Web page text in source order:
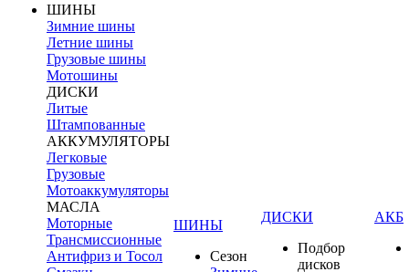
ШИНЫ
Зимние шины
Летние шины
Грузовые шины
Мотошины
ДИСКИ
Литые
Штампованные
АККУМУЛЯТОРЫ
Легковые
Грузовые
Мотоаккумуляторы
МАСЛА
Моторные
Трансмиссионные
Антифриз и Тосол
ШИНЫ
Сезон
ДИСКИ
Подбор
дисков
АКБ